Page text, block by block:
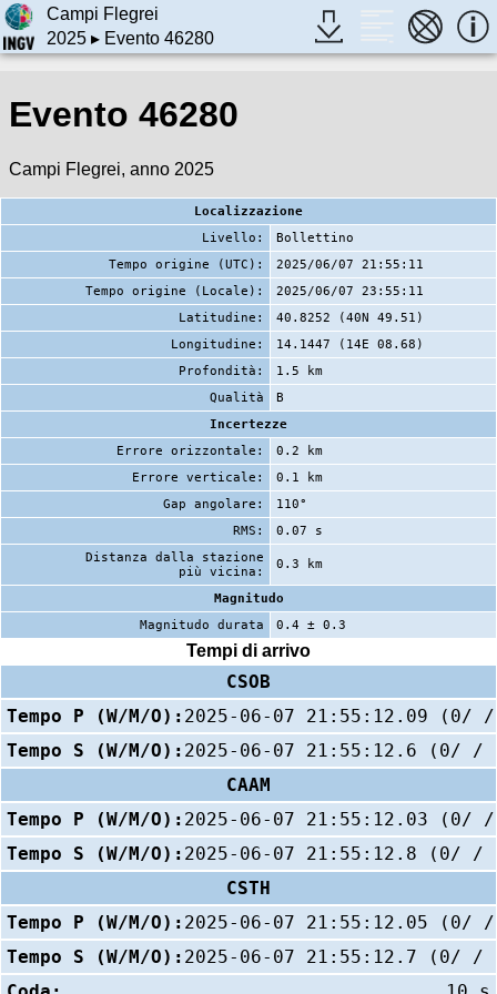
Campi Flegrei
2025▸ Evento 46280
Evento 46280
Campi Flegrei, anno 2025
Localizzazione
Livello:
Bollettino
Tempo origine (UTC):
2025/06/07 21:55:11
Tempo origine (Locale):
2025/06/07 23:55:11
Latitudine:
40.8252 (40N 49.51)
Longitudine:
14.1447 (14E 08.68)
Profondità:
1.5 km
Qualità
B
Incertezze
Errore orizzontale:
0.2 km
Errore verticale:
0.1 km
Gap angolare:
110°
RMS:
0.07 s
Distanza dalla stazione
più vicina:
0.3 km
Magnitudo
Magnitudo durata
0.4 ± 0.3
Tempi di arrivo
CSOB
Tempo P (W/M/O): 2025-06-07 21:55:12.09 (0/
Tempo S (W/M/O): 2025-06-07 21:55:12.6 (0/ /
CAAM
Tempo P (W/M/O): 2025-06-07 21:55:12.03 (0/
Tempo S (W/M/O): 2025-06-07 21:55:12.8 (0/ /
CSTH
Tempo P (W/M/O): 2025-06-07 21:55:12.05 (0/
Tempo S (W/M/O): 2025-06-07 21:55:12.7 (0/ /